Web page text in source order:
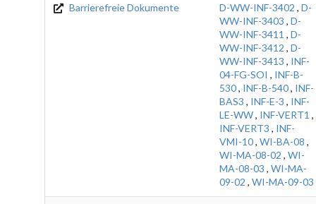
Barrierefreie Dokumente D-WW-INF-3402 , D-
WW-INF-3403 , D-
WW-INF-3411 , D-
WW-INF-3412 , D-
WW-INF-3413 , INF-
04-FG-SOI , INF-B-
530, INF-B-540, INF-
BAS3 , INF-E-3 , INF-
LE-WW, INF-VERT1 ,
INF-VERT3 , INF-
VMI-10, WI-BA-08 ,
WI-MA-08-02 , WI-
MA-08-03 , WI-MA-
09-02 , WI-MA-09-03